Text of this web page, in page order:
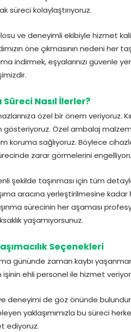
süreci kolaylaştırıyoruz.
ve deneyimli ekibiyle hizmet
öne çıkmasının nedeni her
indirmek, eşyalarınızı güvenle
Süreci Nasıl İlerler?
özel bir önem veriyoruz.
gösteriyoruz. Özel ambalaj
koruma sağlıyoruz. Böylece
zarar görmelerini
şekilde taşınması için tüm
aracına yerleştirilmesine
sürecinin her aşaması
yaşamıyorsunuz.
Seçenekleri
gününde zaman kaybı
işinin ehli personel ile hizmet
deneyimi de göz önünde
yaklaşımımızla bu süreci
ediyoruz.